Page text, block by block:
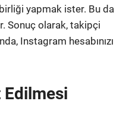
yapmak ister. Bu da
Sonuç olarak, takipçi
Instagram hesabınızı